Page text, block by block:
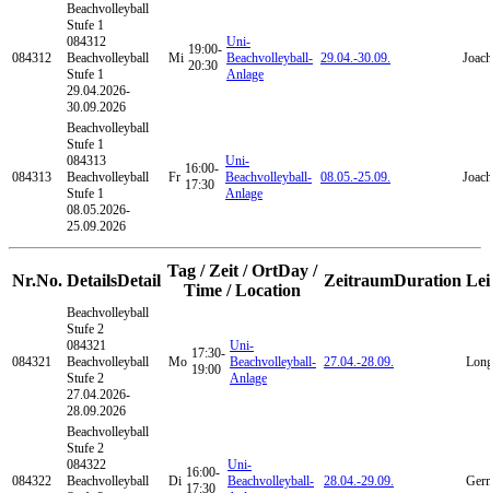
084312
Beachvolleyball
Stufe 1
084312
Beachvolleyball
Stufe 1
29.04.2026-
30.09.2026
Mi
19:00-
20:30
Uni-
Beachvolleyball-
Anlage
29.04.-30.09.
084313
Beachvolleyball
Stufe 1
084313
Beachvolleyball
Stufe 1
08.05.2026-
25.09.2026
Fr
16:00-
17:30
Uni-
Beachvolleyball-
Anlage
08.05.-25.09.
Nr.No. DetailsDetail
Tag / Zeit / OrtDay /
Time / Location
ZeitraumDuration
084321
Beachvolleyball
Stufe 2
084321
Beachvolleyball
Stufe 2
27.04.2026-
28.09.2026
Mo
17:30-
19:00
Uni-
Beachvolleyball-
Anlage
27.04.-28.09.
084322
Beachvolleyball
Stufe 2
084322
Beachvolleyball
Di
16:00-
17:30
Uni-
Beachvolleyball-
28.04.-29.09.